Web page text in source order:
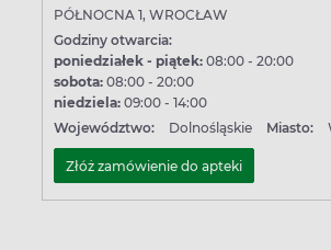
PÓŁNOCNA 1, WROCŁAW
Godziny otwarcia:
poniedziałek - piątek: 08:00 - 20:00
sobota: 08:00 - 20:00
niedziela: 09:00 - 14:00
Województwo:
Dolnośląskie Miasto:
Złóż zamówienie do apteki